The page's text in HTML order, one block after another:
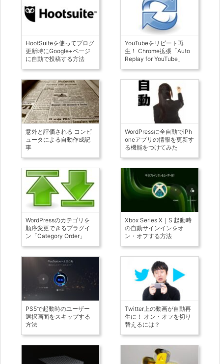
HootSuiteを使ってブログ
更新時にGoogle+ページ
に自動で投稿する方法
YouTubeをリピート再
生！ Chrome拡張「Auto
Replay for YouTube」
意外と評価される コンピ
ュータによる自動作成記
事
WordPressに全自動でiPh
oneアプリの情報を更新す
る機能をつけてみた
WordPressのカテゴリを
順序変更できるプラグイ
ン「Category Order」
Xbox Series X｜S 起動時
の自動サインインをオ
ン・オフする方法
PS5で起動時のユーザー
選択画面をスキップする
方法
Twitter上の動画が自動再
生に！ オン・オフを切り
替えるには？